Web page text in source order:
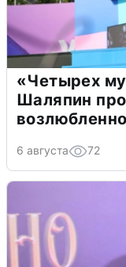
«Четырех
Шаляпин
6 августа 72